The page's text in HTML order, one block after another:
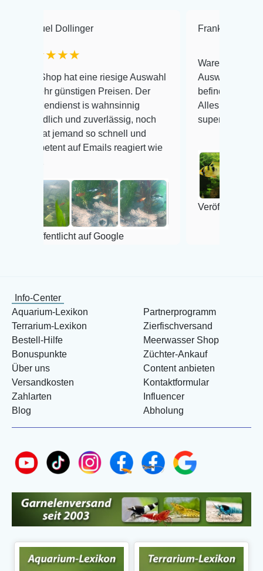
hat eine riesige Auswahl
günstigen Preisen. Der
is wahnsinnig
und zuverlässig, noch
jemand so schnell und
auf Emails reagiert wie
auf Google
Frank Hackmayer
Warenanlieferung Top und
Auswahl plus
befinden der Fische
Alles ist quick lebendig
super Zustand. Gerne
Veröffentlicht auf Google
Info-Center
Aquarium-Lexikon
Terrarium-Lexikon
Bestell-Hilfe
Bonuspunkte
Über uns
Versandkosten
Zahlarten
Blog
Partnerprogramm
Zierfischversand
Meerwasser Shop
Züchter-Ankauf
Content anbieten
Kontaktformular
Influencer
Abholung